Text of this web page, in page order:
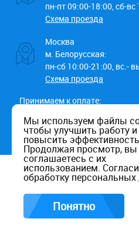
пн-пт 09:00-18:00, сб-
Схема проезда
Москва
м. Белорусская:
пн-сб 10:00-21:00, вс.-
Схема проезда
Принимаем к оплате:
Данный информационный ресурс
соотв. со статьей 437 (п.2) ГК
уточняйте по телефону.
изменять технические
Россия, Москва, Волоколамское
Мы используем файлы
чтобы улучшить работу и
повысить
Продолжая просмотр, вы
соглашаетесь с их
использованием.
обработку
Понятно